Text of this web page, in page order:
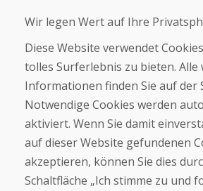
Über uns
Kontakt
Kaufen
E-Shop
Geschäftsbedingungen
Zahlung
Beschwerde
Rückgabe und
Wir legen Wert auf Ihre
Diese Website verwendet
tolles Surferlebnis zu bieten. Alle
Informationen finden Sie auf der
Notwendige Cookies werden
aktiviert. Wenn Sie damit
auf dieser Website gefundenen
akzeptieren, können Sie dies
Schaltfläche „Ich stimme zu und